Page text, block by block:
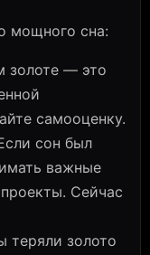
мощного сна:
золоте — это
самооценку.
сон был
важные
Сейчас
теряли золото